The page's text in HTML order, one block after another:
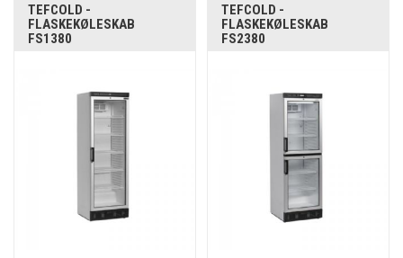
TEFCOLD -
FLASKEKØLESKAB
FS1380
TEFCOLD -
FLASKEKØLESKAB
FS2380